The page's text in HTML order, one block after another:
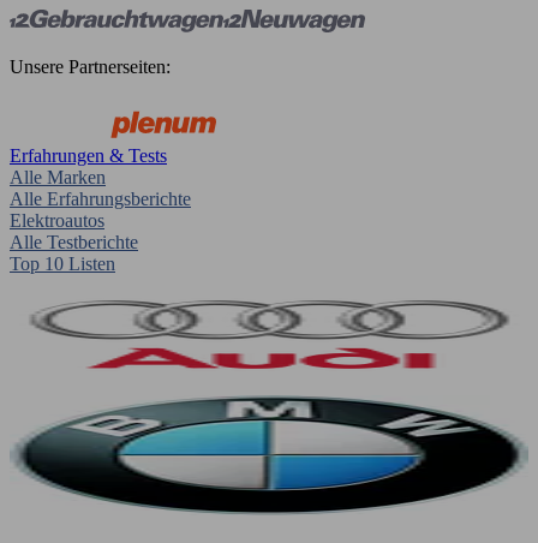
Unsere Partnerseiten:
Erfahrungen & Tests
Alle Marken
Alle Erfahrungsberichte
Elektroautos
Alle Testberichte
Top 10 Listen